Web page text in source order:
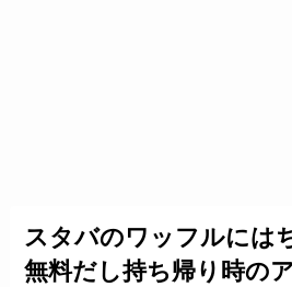
スタバのワッフルには
無料だし持ち帰り時の